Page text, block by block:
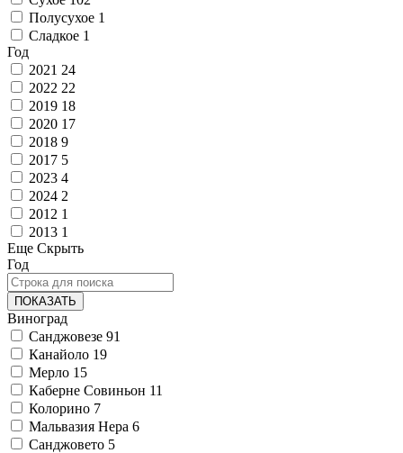
Полусухое 1
Сладкое 1
Год
2021 24
2022 22
2019 18
2020 17
2018 9
2017 5
2023 4
2024 2
2012 1
2013 1
Еще Скрыть
Год
ПОКАЗАТЬ
Виноград
Санджовезе 91
Канайоло 19
Мерло 15
Каберне Совиньон 11
Колорино 7
Мальвазия Нера 6
Санджовето 5